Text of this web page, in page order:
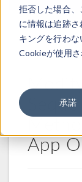
拒否した場合、
に情報は追跡
キングを行わ
Cookieが使用さ
承諾
一覧に戻る
App